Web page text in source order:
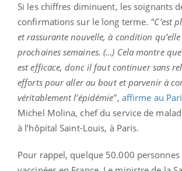
Si les chiffres diminuent, les soignants
confirmations sur le long terme. "C’est
et rassurante nouvelle, à condition
prochaines semaines. (…) Cela montre
est efficace, donc il faut continuer sans
efforts pour aller au bout et parvenir à
véritablement l’épidémie", affirme au
Michel Molina, chef du service de
à l’hôpital Saint-Louis, à Paris.
Pour rappel, quelque 50.000